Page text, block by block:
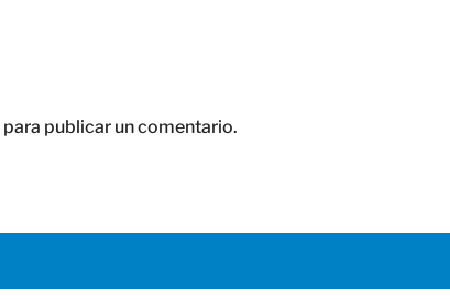
para publicar un comentario.